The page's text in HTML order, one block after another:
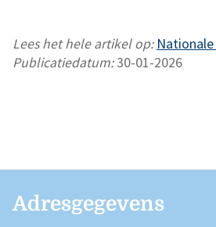
Lees het hele artikel op:
Publicatiedatum:30-01-2026
Adresgegevens